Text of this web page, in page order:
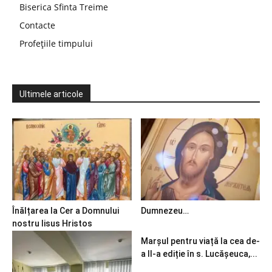
Biserica Sfinta Treime
Contacte
Profețiile timpului
Ultimele articole
Înălțarea la Cer a Domnului
nostru Iisus Hristos
Dumnezeu…
Marșul pentru viață la cea de-
a II-a ediție în s. Lucășeuca,...